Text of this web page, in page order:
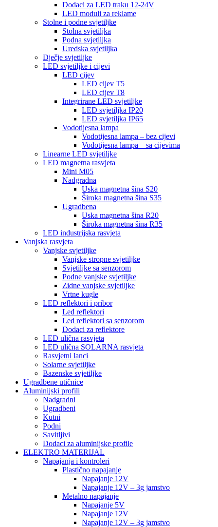
Dodaci za LED traku 12-24V
LED moduli za reklame
Stolne i podne svjetiljke
Stolna svjetiljka
Podna svjetiljka
Uredska svjetiljka
Dječje svjetiljke
LED svjetiljke i cijevi
LED cijev
LED cijev T5
LED cijev T8
Integrirane LED svjetiljke
LED svjetiljka IP20
LED svjetiljka IP65
Vodotijesna lampa
Vodotijesna lampa – bez cijevi
Vodotijesna lampa – sa cijevima
Linearne LED svjetiljke
LED magnetna rasvjeta
Mini M05
Nadgradna
Uska magnetna šina S20
Široka magnetna šina S35
Ugradbena
Uska magnetna šina R20
Široka magnetna šina R35
LED industrijska rasvjeta
Vanjska rasvjeta
Vanjske svjetiljke
Vanjske stropne svjetiljke
Svjetiljke sa senzorom
Podne vanjske svjetiljke
Zidne vanjske svjetiljke
Vrtne kugle
LED reflektori i pribor
Led reflektori
Led reflektori sa senzorom
Dodaci za reflektore
LED ulična rasvjeta
LED ulična SOLARNA rasvjeta
Rasvjetni lanci
Solarne svjetiljke
Bazenske svjetiljke
Ugradbene utičnice
Aluminijski profili
Nadgradni
Ugradbeni
Kutni
Podni
Savitljivi
Dodaci za aluminijske profile
ELEKTRO MATERIJAL
Napajanja i kontroleri
Plastično napajanje
Napajanje 12V
Napajanje 12V – 3g jamstvo
Metalno napajanje
Napajanje 5V
Napajanje 12V
Napajanje 12V – 3g jamstvo